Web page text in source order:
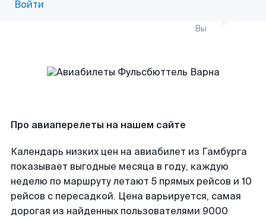
Войти
Вы
Про авиаперелеты на нашем сайте
Календарь низких цен на авиабилет из Гамбурга
показывает выгодные месяца в году, каждую
неделю по маршруту летают 5 прямых рейсов и 10
рейсов с пересадкой. Цена варьируется, самая
дорогая из найденных пользователями 9000